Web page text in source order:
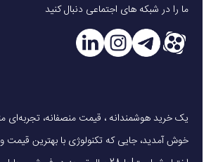
ما را در شبکه های اجتماعی دنبال کنید
خوش آمدید، جایی که تکنولوژی با بهترین قیمت